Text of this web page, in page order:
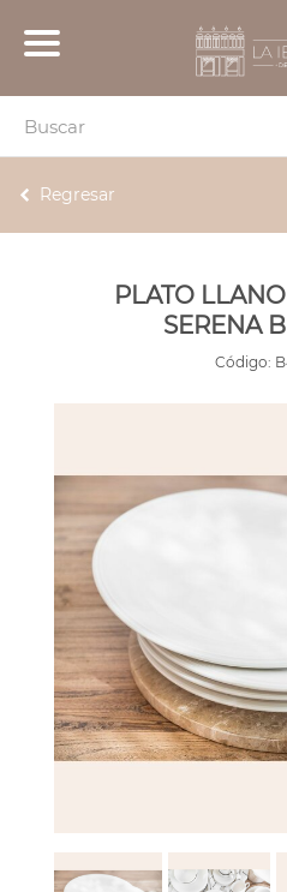
Regresar
PLATO
SERENA
Código: